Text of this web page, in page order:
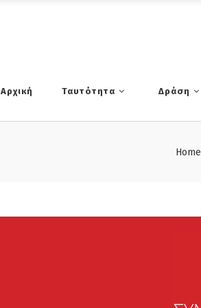
Αρχική Ταυτότητα Δράση
Home